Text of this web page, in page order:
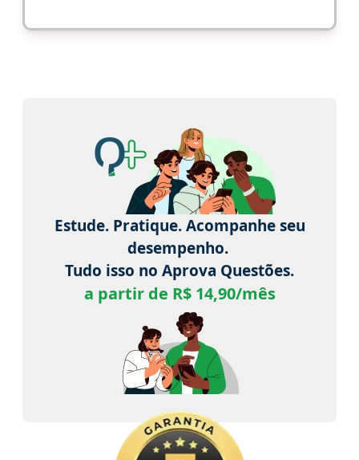
Estude. Pratique. Acompanhe seu
desempenho.
Tudo isso no Aprova Questões.
a partir de R$ 14,90/mês